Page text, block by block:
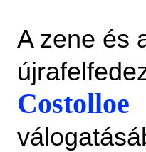
A zene és
Costolloe